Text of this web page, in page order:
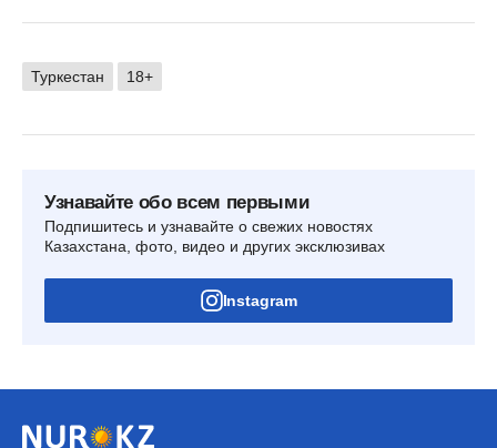
Туркестан 18+
Узнавайте обо всем первыми
Подпишитесь и узнавайте о свежих новостях
Казахстана, фото, видео и других эксклюзивах
Instagram